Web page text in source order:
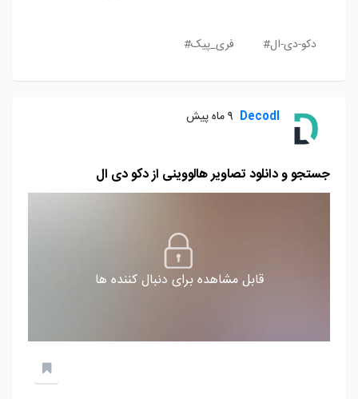
دکو-دی-ال# فری_پیک#
Decodl 9 ماه پیش
جستجو و دانلود تصاویر هالووینی از دکو دی‌ ال
قابل مشاهده برای دنبال کننده ها